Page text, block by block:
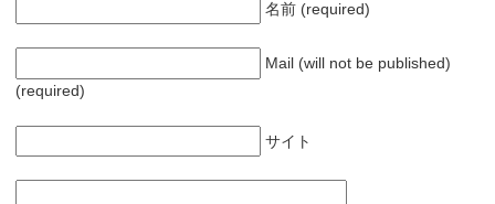
名前 (required)
Mail (will not be published)
(required)
サイト